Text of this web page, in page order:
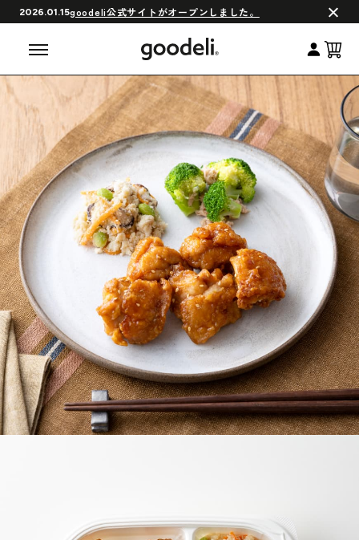
2026.01.15goodeli公式サイトがオープンしました。
会員制度について